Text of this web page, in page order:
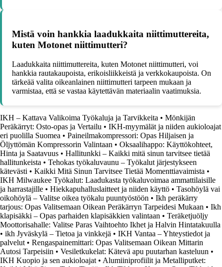
Mistä voin hankkia laadukkaita niittimuttereita,
kuten Motonet niittimutteri?
Laadukkaita niittimuttereita, kuten Motonet niittimutteri, voi
hankkia rautakaupoista, erikoisliikkeistä ja verkkokaupoista. On
tärkeää valita oikeanlainen niittimutteri tarpeen mukaan ja
varmistaa, että se vastaa käytettävän materiaalin vaatimuksia.
IKH – Kattava Valikoima Työkaluja ja Tarvikkeita • Mönkijän
Peräkärryt: Osto-opas ja Vertailu • IKH-myymälät ja niiden aukioloajat
eri puolilla Suomea • Paineilmakompressori: Opas Hiljaisen ja
Öljyttömän Kompressorin Valintaan • Oksaalihappo: Käyttökohteet,
Hinta ja Saatavuus • Hallitunkki – Kaikki mitä sinun tarvitsee tietää
hallitunkeista • Tehokas työkaluvaunu – Työkalut järjestykseen
kätevästi • Kaikki Mitä Sinun Tarvitsee Tietää Momenttiavaimista •
IKH Milwaukee Työkalut: Laadukasta työkaluvoimaa ammattilaisille
ja harrastajille • Hiekkapuhalluslaitteet ja niiden käyttö • Tasohöylä vai
oikohöylä – Valitse oikea työkalu puuntyöstöön • Ikh peräkärry
tarjous: Opas Valitsemaan Oikean Peräkärryn Tarpeidesi Mukaan • Ikh
klapisäkki – Opas parhaiden klapisäkkien valintaan • Teräketjuöljy
Moottorisahalle: Valitse Paras Vaihtoehto Ikhet ja Halvin Hintatakuulla
• ikh Jyväskylä – Tietoa ja vinkkejä • IKH Vantaa – Yhteystiedot ja
palvelut • Rengaspainemittari: Opas Valitsemaan Oikean Mittarin
Autosi Tarpeisiin • Vesiletkukelat: Kätevä apu puutarhan kasteluun •
IKH Kuopio ja sen aukioloajat • Alumiiniprofiilit ja Metalliputket: